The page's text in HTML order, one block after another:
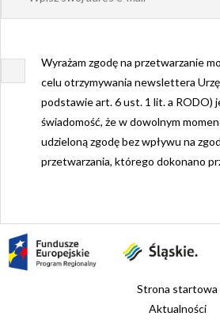
Wyrażam zgodę na przetwarzanie
celu otrzymywania newslettera
podstawie art. 6 ust. 1 lit. a RODO)
świadomość, że w dowolnym
udzieloną zgodę bez wpływu na
przetwarzania, którego dokonano
Strona startowa
Aktualności